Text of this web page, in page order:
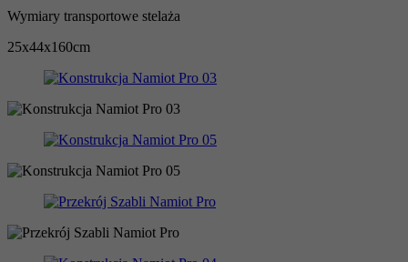
Wymiary transportowe stelaża
25x44x160cm